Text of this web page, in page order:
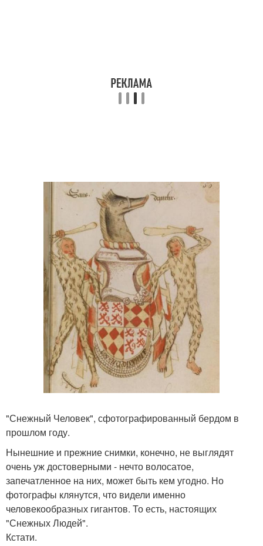
"Снежный Человек", сфотографированный бердом в
прошлом году.
Нынешние и прежние снимки, конечно, не выглядят
очень уж достоверными - нечто волосатое,
запечатленное на них, может быть кем угодно. Но
фотографы клянутся, что видели именно
человекообразных гигантов. То есть, настоящих
"Снежных Людей".
Кстати.